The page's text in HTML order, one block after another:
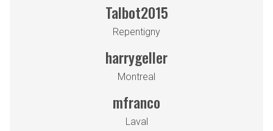
Talbot2015
Repentigny
harrygeller
Montreal
mfranco
Laval